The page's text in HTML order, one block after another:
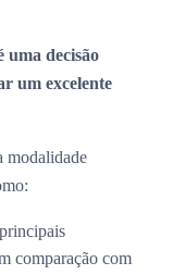
uma decisão
um excelente
modalidade
comparação com